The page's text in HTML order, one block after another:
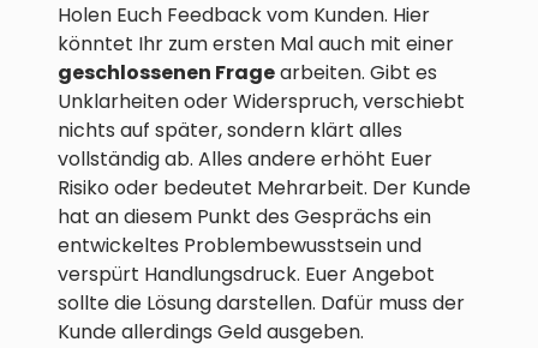
Holen Euch Feedback vom Kunden. Hier
könntet Ihr zum ersten Mal auch mit einer
geschlossenen Fragearbeiten. Gibt es
Unklarheiten oder Widerspruch, verschiebt
nichts auf später, sondern klärt alles
vollständig ab. Alles andere erhöht Euer
Risiko oder bedeutet Mehrarbeit. Der Kunde
hat an diesem Punkt des Gesprächs ein
entwickeltes Problembewusstsein und
verspürt Handlungsdruck. Euer Angebot
sollte die Lösung darstellen. Dafür muss der
Kunde allerdings Geld ausgeben.